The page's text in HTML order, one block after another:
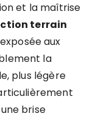
et la maîtrise
terrain
aux
la
plus légère
brise